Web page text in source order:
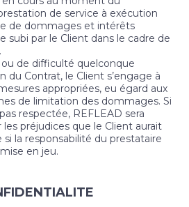
de service à exécution
de dommages et intérêts
subi par le Client dans le cadre de
ou de difficulté quelconque
du Contrat, le Client s’engage à
appropriées, eu égard aux
de limitation des dommages. Si
respectée, REFLEAD sera
les préjudices que le Client aurait
la responsabilité du prestataire
en jeu.